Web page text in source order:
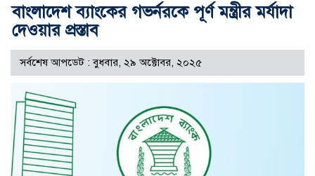
বাংলাদেশ ব্যাংকের গভর্নরকে পূর্ণ মন্ত্রীর মর্যাদা
দেওয়ার প্রস্তাব
সর্বশেষ আপডেট : বুধবার, ২৯ অক্টোবর, ২০২৫